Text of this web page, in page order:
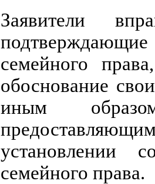
Заявители
семейного
обоснование
иным
установлении
семейного права.